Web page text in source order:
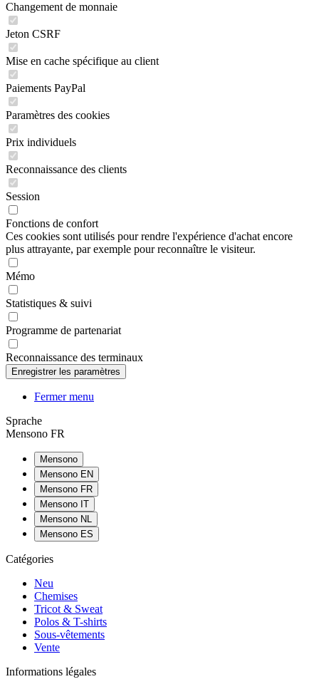
Changement de monnaie
Jeton CSRF
Mise en cache spécifique au client
Paiements PayPal
Paramètres des cookies
Prix individuels
Reconnaissance des clients
Session
Fonctions de confort
Ces cookies sont utilisés pour rendre l'expérience d'achat encore
plus attrayante, par exemple pour reconnaître le visiteur.
Mémo
Statistiques & suivi
Programme de partenariat
Reconnaissance des terminaux
Fermer menu
Sprache
Mensono FR
Mensono
Mensono EN
Mensono FR
Mensono IT
Mensono NL
Mensono ES
Catégories
Neu
Chemises
Tricot & Sweat
Polos & T-shirts
Sous-vêtements
Vente
Informations légales